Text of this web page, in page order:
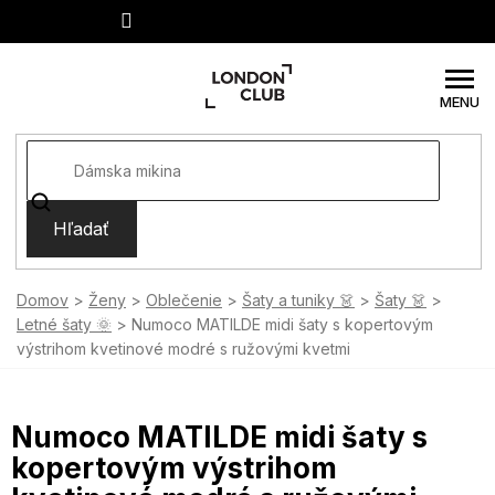
Hľadať
Domov Ženy Oblečenie Šaty a tuniky 👗
Šaty 👗
Letné šaty 🌞
Numoco MATILDE midi šaty s kopertovým
výstrihom kvetinové modré s ružovými kvetmi
Numoco MATILDE midi šaty s
kopertovým výstrihom